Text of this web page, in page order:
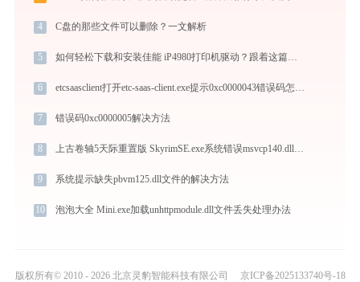
4 C盘的那些文件可以删除？一文解析
5 如何轻松下载和安装佳能 iP4980打印机驱动？跟着这篇指南走
6 etcsaasclient打开etc-saas-client.exe提示0xc0000043错误码怎么办
7 错误码0xc0000005解决方法
8 上古卷轴5天际重置版 SkyrimSE.exe系统错误msvcp140.dll丢失如何解决
9 系统提示缺失pbvm125.dll文件的解决方法
10 泡泡大全 Mini.exe加载unhttpmodule.dll文件丢失处理办法
版权所有© 2010 - 2026 北京灵豹智能科技有限公司 京ICP备2025133740号-18